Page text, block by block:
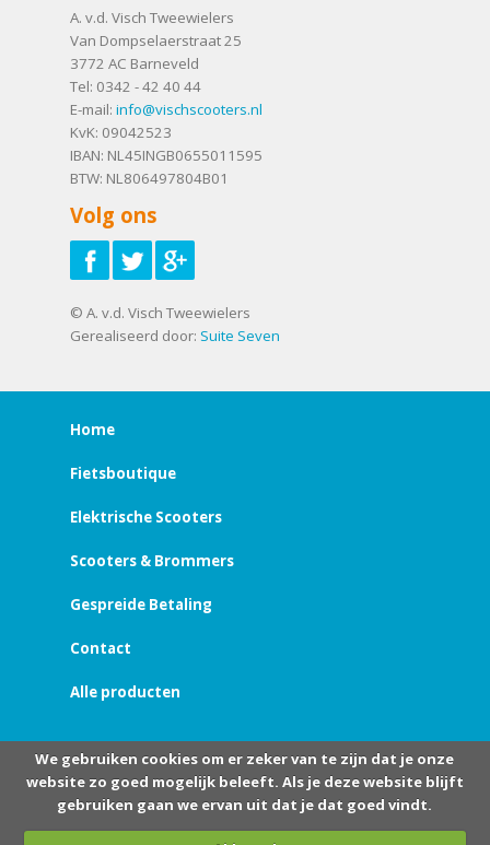
A. v.d. Visch Tweewielers
Van Dompselaerstraat 25
3772 AC Barneveld
Tel: 0342 - 42 40 44
E-mail: info@vischscooters.nl
KvK: 09042523
IBAN: NL45INGB0655011595
BTW: NL806497804B01
Volg ons
© A. v.d. Visch Tweewielers
Gerealiseerd door: Suite Seven
Home
Fietsboutique
Elektrische Scooters
Scooters & Brommers
Gespreide Betaling
Contact
Alle producten
We gebruiken cookies om er zeker van te zijn dat je onze
website zo goed mogelijk beleeft. Als je deze website blijft
gebruiken gaan we ervan uit dat je dat goed vindt.